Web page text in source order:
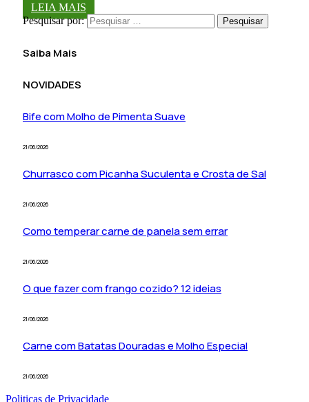
LEIA MAIS
Pesquisar por:
Saiba Mais
NOVIDADES
Bife com Molho de Pimenta Suave
21/06/2026
Churrasco com Picanha Suculenta e Crosta de Sal
21/06/2026
Como temperar carne de panela sem errar
21/06/2026
O que fazer com frango cozido? 12 ideias
21/06/2026
Carne com Batatas Douradas e Molho Especial
21/06/2026
Politicas de Privacidade